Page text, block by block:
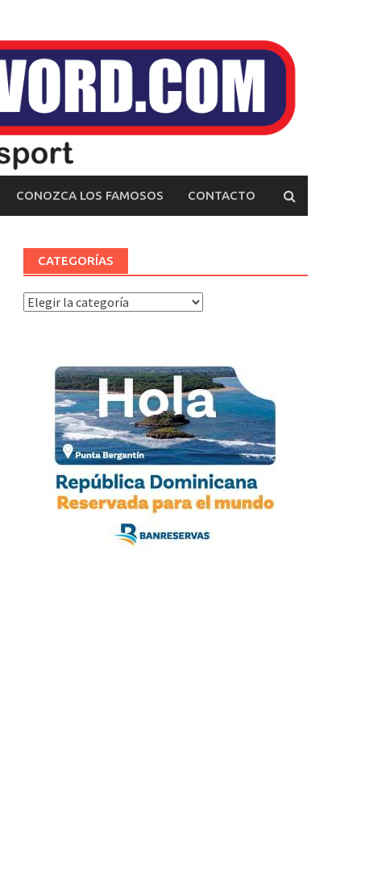
CONOZCA LOS FAMOSOS CONTACTO
CATEGORÍAS
Categorías